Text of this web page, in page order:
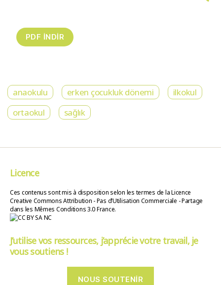
anaokulu erken çocukluk dönemi
ilkokul
ortaokul
sağlık
Licence
Ces contenus sont mis à disposition selon les termes de la Licence
Creative Commons Attribution - Pas d’Utilisation Commerciale - Partage
dans les Mêmes Conditions 3.0 France.
J’utilise vos ressources, j’apprécie votre travail, je
vous soutiens !
NOUS SOUTENIR